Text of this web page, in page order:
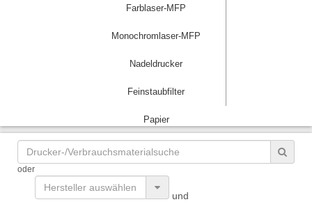
Farblaser-MFP
Monochromlaser-MFP
Nadeldrucker
Feinstaubfilter
Papier
oder
und